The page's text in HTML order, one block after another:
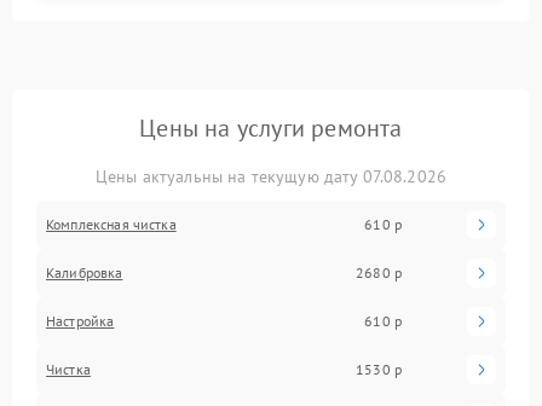
Цены на услуги ремонта
Цены актуальны на текущую дату 07.08.2026
Комплексная чистка 610 р
Калибровка 2680 р
Настройка 610 р
Чистка 1530 р